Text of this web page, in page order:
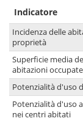
Indicatore
Incidenza delle
proprietà
Superficie media
abitazioni occupate
Potenzialità d'uso
Potenzialità d'uso
nei centri abitati